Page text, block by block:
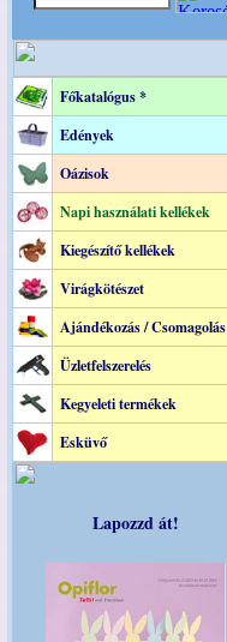
Főkatalógus *
Edények
Oázisok
Napi használati kellékek
Kiegészítő kellékek
Virágkötészet
Ajándékozás / Csomagolás
Üzletfelszerelés
Kegyeleti termékek
Esküvő
Lapozzd át!